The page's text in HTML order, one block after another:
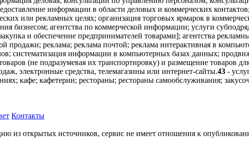
информации в области деловых и коммерческих
или рекламных целях; организация торговых ярмарок в
бизнесом; агентства по коммерческой информации; услуги
и обеспечение предпринимателей товарами]; агентства
продажи; реклама; реклама почтой; реклама интерактивная в
систематизация информации в компьютерных базах данных;
(не подразумевая их транспортировку) и размещение товаров
электронные средства, телемагазины или интернет-сайты.43 -
кафе; кафетерии; рестораны; рестораны самообслуживания;
Контакты
из открытых источников, сервис не имеет отношения к